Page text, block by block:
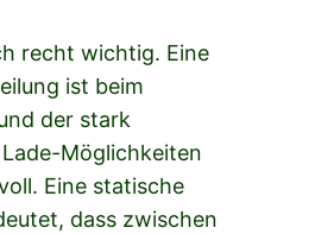
recht wichtig. Eine
ist beim
der stark
Möglichkeiten
Eine statische
dass zwischen